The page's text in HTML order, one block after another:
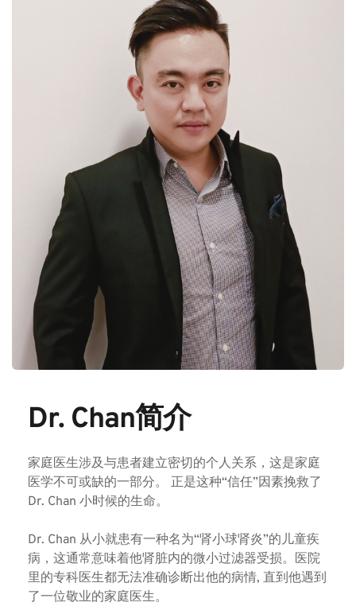
Dr. Chan简介
家庭医生涉及与患者建立密切的个人关系，这是家庭
医学不可或缺的一部分。 正是这种“信任”因素挽救了
Dr. Chan 小时候的生命。
Dr. Chan 从小就患有一种名为“肾小球肾炎”的儿童疾
病，这通常意味着他肾脏内的微小过滤器受损。 医院
里的专科医生都无法准确诊断出他的病情, 直到他遇到
了一位敬业的家庭医生。